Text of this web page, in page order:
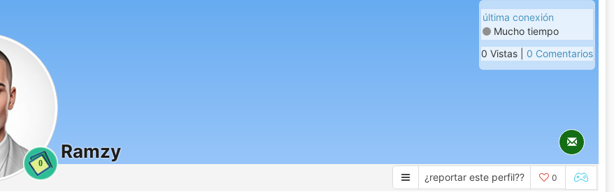
0
Ramzy
última conexión
Mucho tiempo
0 Vistas | 0 Comentarios
¿reportar este perfil?? 0